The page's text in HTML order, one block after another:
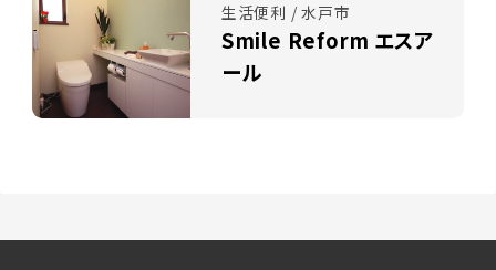
生活便利 / 水戸市
Smile Reform エスア
ール